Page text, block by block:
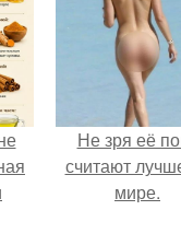
Не зря её
считают
мире.